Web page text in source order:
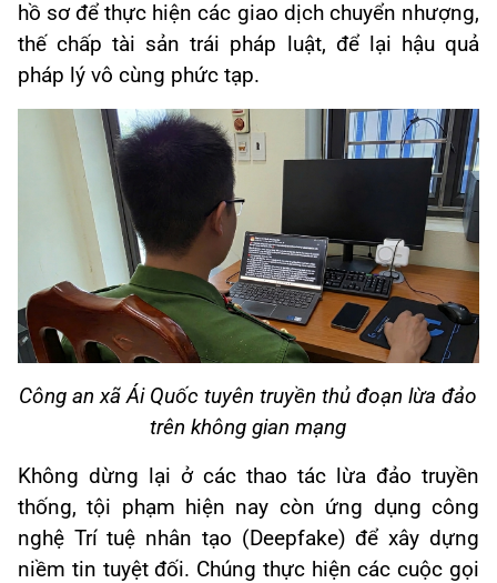
hồ sơ để thực hiện các giao dịch chuyển nhượng,
thế chấp tài sản trái pháp luật, để lại hậu quả
pháp lý vô cùng phức tạp.
Công an xã Ái Quốc tuyên truyền thủ đoạn lừa đảo
trên không gian mạng
Không dừng lại ở các thao tác lừa đảo truyền
thống, tội phạm hiện nay còn ứng dụng công
nghệ Trí tuệ nhân tạo (Deepfake) để xây dựng
niềm tin tuyệt đối. Chúng thực hiện các cuộc gọi